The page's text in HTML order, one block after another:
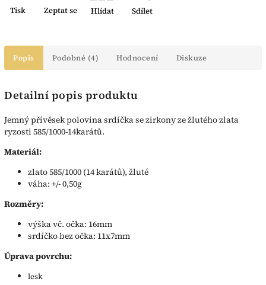
Tisk Zeptat se Hlídat Sdílet
Popis Podobné (4) Hodnocení Diskuze
Detailní popis produktu
Jemný přívěsek polovina srdíčka se zirkony ze žlutého zlata
ryzosti 585/1000-14karátů.
Materiál:
zlato 585/1000 (14 karátů), žluté
váha: +/- 0,50g
Rozměry:
výška vč. očka: 16mm
srdíčko bez očka: 11x7mm
Úprava povrchu:
lesk